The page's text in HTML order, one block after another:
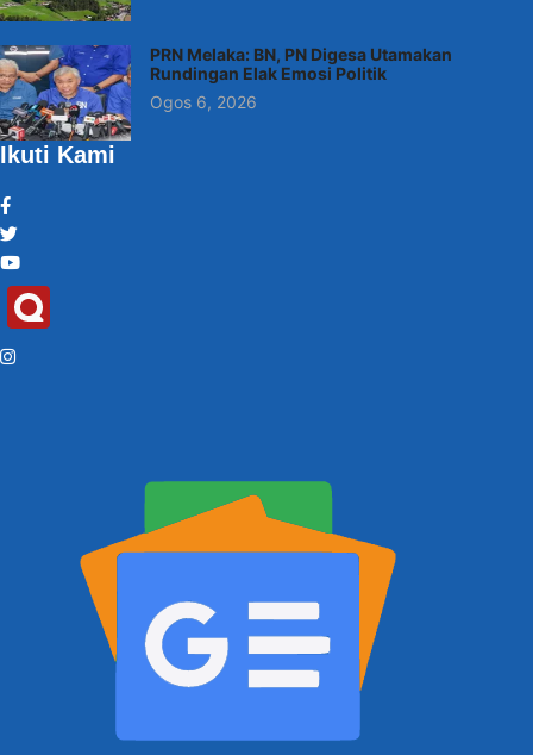
PRN Melaka: BN, PN Digesa Utamakan
Rundingan Elak Emosi Politik
Ogos 6, 2026
Ikuti Kami